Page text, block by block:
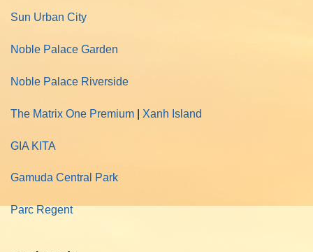
Sun Urban City
Noble Palace Garden
Noble Palace Riverside
The Matrix One Premium Xanh Island
GIA KITA
Gamuda Central Park
Parc Regent